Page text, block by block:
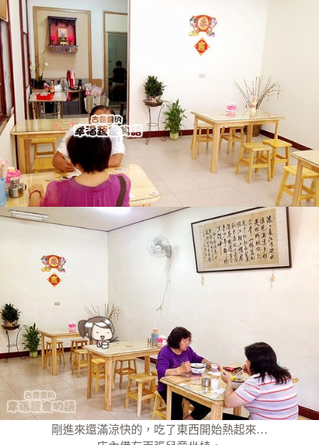
剛進來還滿涼快的，吃了東西開始熱起來…